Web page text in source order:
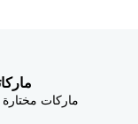
ماركات مختارة